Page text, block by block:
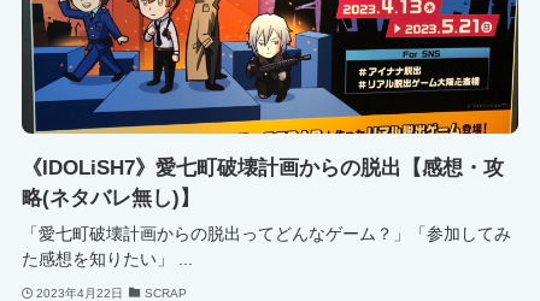
《IDOLiSH7》愛七町破壊計画からの脱出【感想・攻
略(ネタバレ無し)】
「愛七町破壊計画からの脱出ってどんなゲーム？」「参加してみ
た感想を知りたい」 ...
2023年4月22日 SCRAP